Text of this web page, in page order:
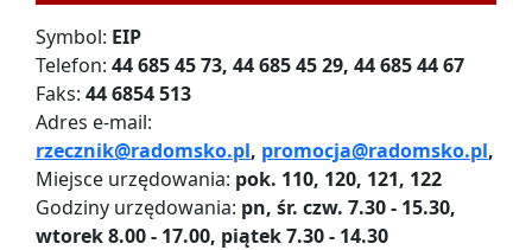
Symbol: EIP
Telefon: 44 685 45 73, 44 685 45 29, 44 685 44 67
Faks: 44 6854 513
Adres e-mail:
rzecznik@radomsko.pl, promocja@radomsko.pl,
Miejsce urzędowania: pok. 110, 120, 121, 122
Godziny urzędowania: pn, śr. czw. 7.30 - 15.30,
wtorek 8.00 - 17.00, piątek 7.30 - 14.30